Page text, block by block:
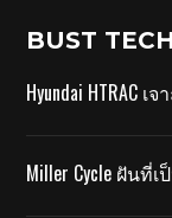
BUST
Hyundai HTRAC
Miller Cycle ฝันที่